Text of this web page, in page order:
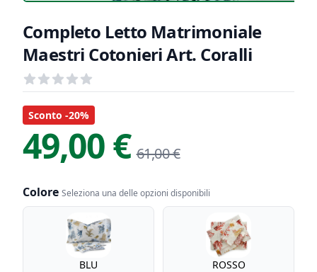
Completo Letto Matrimoniale
Maestri Cotonieri Art. Coralli
Recensioni
out of 5 stars
Informazioni Prodotto
Descrizione riassuntiva
Sconto -20%
49,00 € 61,00 €
Colore Seleziona una delle opzioni disponibili
Colore
BLU ROSSO